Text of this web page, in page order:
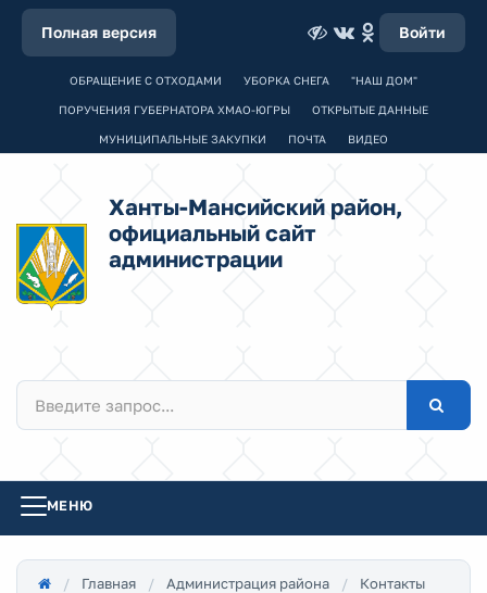
Полная версия Войти
ОБРАЩЕНИЕ С ОТХОДАМИ УБОРКА СНЕГА "НАШ ДОМ"
ПОРУЧЕНИЯ ГУБЕРНАТОРА ХМАО-ЮГРЫ ОТКРЫТЫЕ ДАННЫЕ
МУНИЦИПАЛЬНЫЕ ЗАКУПКИ ПОЧТА ВИДЕО
Ханты-Мансийский район,
официальный сайт
администрации
МЕНЮ
Главная Администрация района
Контакты